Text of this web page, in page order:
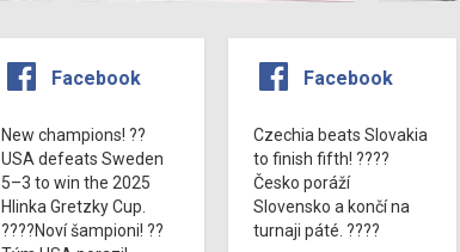
Facebook
New champions! ??
USA defeats Sweden
5–3 to win the 2025
Hlinka Gretzky Cup.
????Noví šampioni! ??
Facebook
Czechia beats Slovakia
to finish fifth! ????
Česko poráží
Slovensko a končí na
turnaji páté. ????